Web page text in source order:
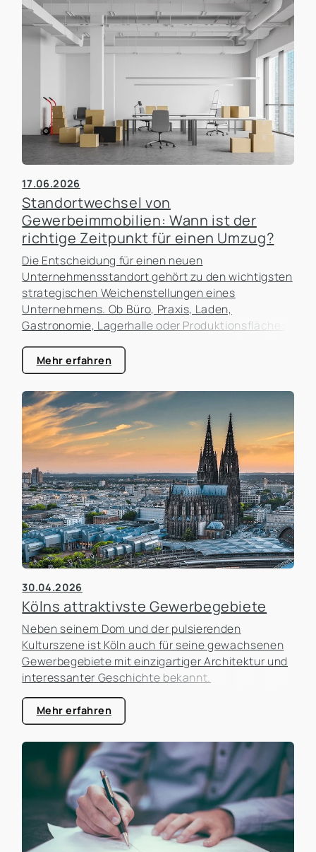
17.06.2026
Standortwechsel von
Gewerbeimmobilien: Wann ist der
richtige Zeitpunkt für einen Umzug?
Die Entscheidung für einen neuen
Unternehmensstandort gehört zu den wichtigsten
strategischen Weichenstellungen eines
Unternehmens. Ob Büro, Praxis, Laden,
Gastronomie, Lagerhalle oder Produktionsfläche:
Kosten, sondern auch die Erreichbarkeit für
Kunden, die Attraktivität als Arbeitgeber und die
zukünftigen Entwicklungsmöglichkeiten des
Unternehmens. In der Praxis erleben wir häufig,
dass Unternehmen zu lange an einem Standort
festhalten, obwohl sich die Rahmenbedingungen
längst verändert haben. Gleichzeitig werden
Umzüge manchmal überstürzt geplant, ohne die
tatsächlichen Auswirkungen ausreichend zu
analysieren.
Mehr erfahren
30.04.2026
Kölns attraktivste Gewerbegebiete
Neben seinem Dom und der pulsierenden
Kulturszene ist Köln auch für seine gewachsenen
Gewerbegebiete mit einzigartiger Architektur und
interessanter Geschichte bekannt.
Mehr erfahren